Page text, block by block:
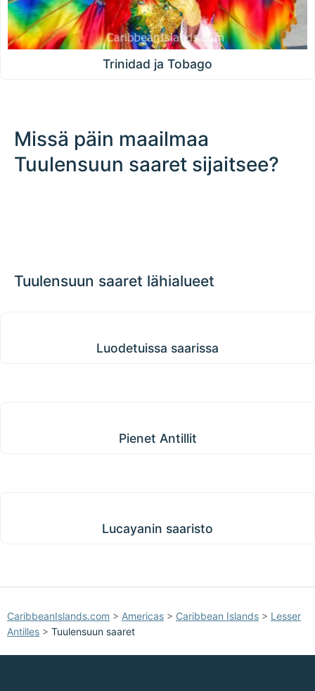
Trinidad ja Tobago
Missä päin maailmaa
Tuulensuun saaret sijaitsee?
500 km / 310.7 mi
Tuulensuun saaret lähialueet
Luodetuissa saarissa
Pienet Antillit
Lucayanin saaristo
CaribbeanIslands.com > Americas > Caribbean Islands > Lesser
Antilles > Tuulensuun saaret